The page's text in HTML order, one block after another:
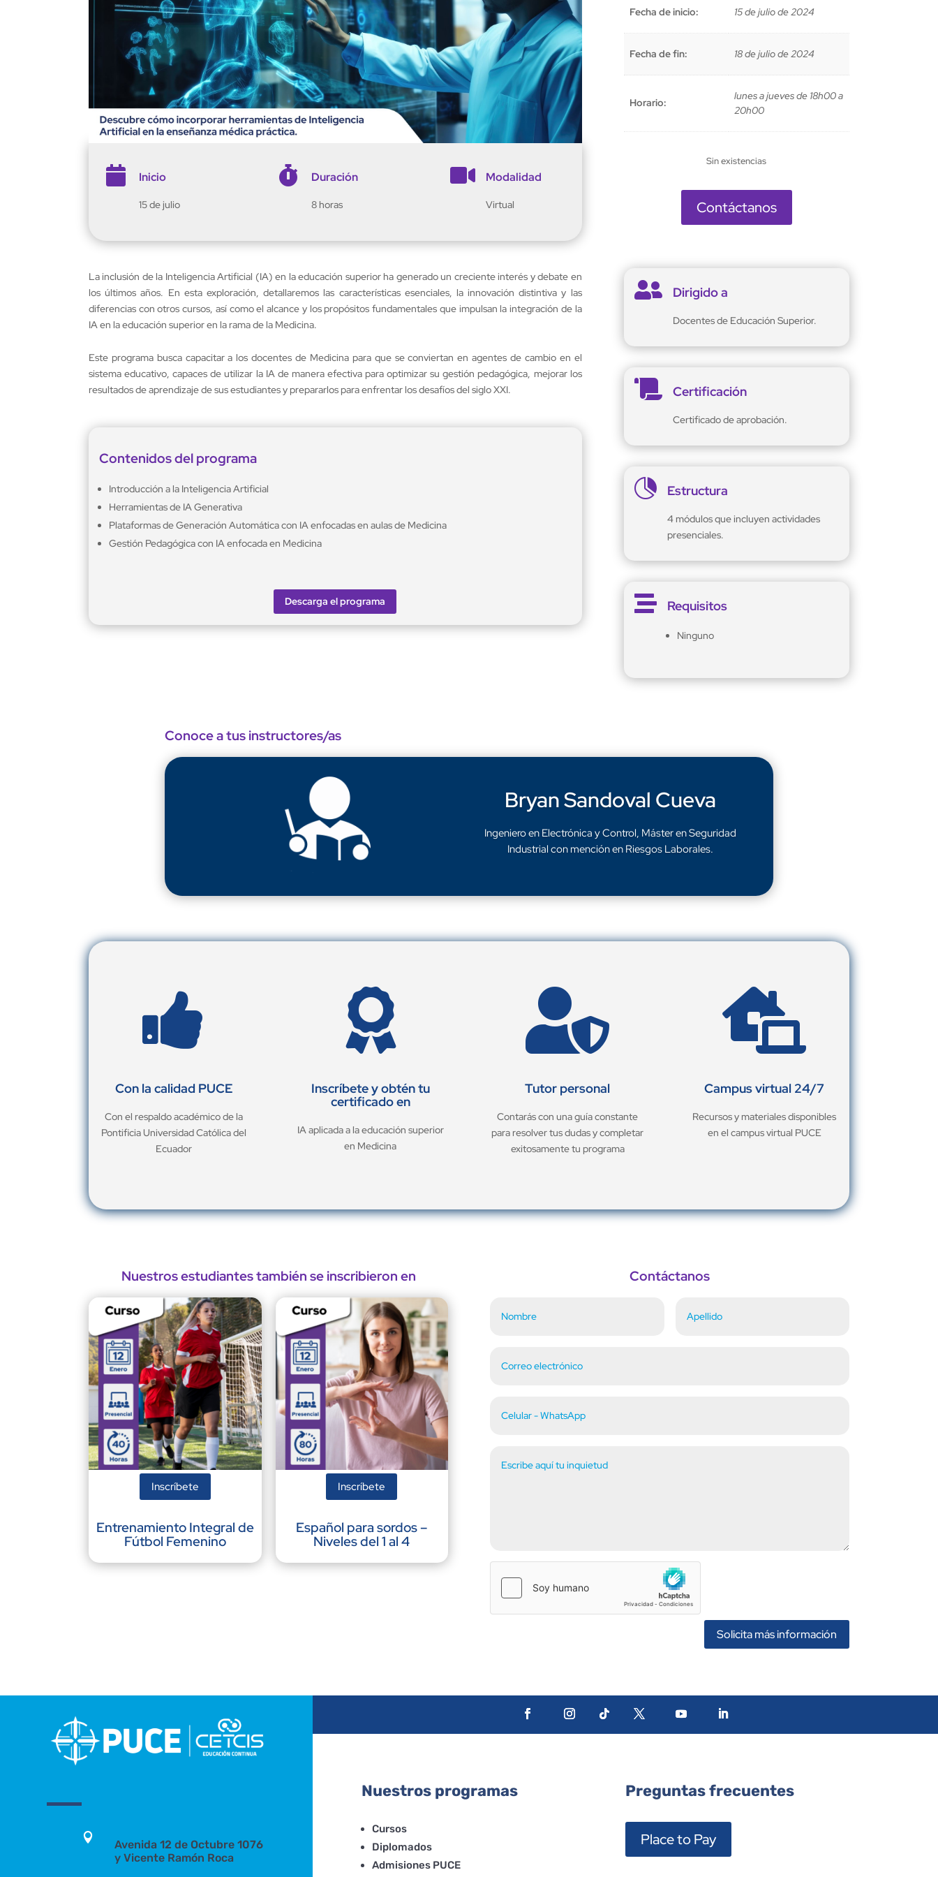
 Inicio
15 de julio
 Duración
8 horas
 Modalidad
Virtual
era:
$100,00.
es:
Fecha de inicio: 15 de julio de 2024
Fecha de fin: 18 de julio de 2024
Horario:
lunes a jueves de 18h00 a
20h00
Sin existencias
Contáctanos
La inclusión de la Inteligencia Artificial (IA) en la educación superior ha generado un creciente interés y debate en
los últimos años. En esta exploración, detallaremos las características esenciales, la innovación distintiva y las
diferencias con otros cursos, así como el alcance y los propósitos fundamentales que impulsan la integración de la
IA en la educación superior en la rama de la Medicina.
Este programa busca capacitar a los docentes de Medicina para que se conviertan en agentes de cambio en el
sistema educativo, capaces de utilizar la IA de manera efectiva para optimizar su gestión pedagógica, mejorar los
resultados de aprendizaje de sus estudiantes y prepararlos para enfrentar los desafíos del siglo XXI.
Contenidos del programa
Introducción a la Inteligencia Artificial
Herramientas de IA Generativa
Plataformas de Generación Automática con IA enfocadas en aulas de Medicina
Gestión Pedagógica con IA enfocada en Medicina
Descarga el programa
 Dirigido a
Docentes de Educación Superior.
 Certificación
Certificado de aprobación.
 Estructura
4 módulos que incluyen actividades
presenciales.
 Requisitos
Ninguno
Conoce a tus instructores/as
Bryan Sandoval Cueva
Ingeniero en Electrónica y Control, Máster en Seguridad
Industrial con mención en Riesgos Laborales.

Con la calidad PUCE
Con el respaldo académico de la
Pontificia Universidad Católica del
Ecuador

Inscríbete y obtén tu
certificado en
IA aplicada a la educación superior
en Medicina

Tutor personal
Contarás con una guía constante
para resolver tus dudas y completar
exitosamente tu programa

Campus virtual 24/7
Recursos y materiales disponibles
en el campus virtual PUCE
Nuestros estudiantes también se inscribieron en
Inscríbete
Entrenamiento Integral de
Fútbol Femenino
Inscríbete
Español para sordos –
Niveles del 1 al 4
Contáctanos
Solicita más información

Avenida 12 de Octubre 1076
y Vicente Ramón Roca
Nuestros programas
Cursos
Diplomados
Admisiones PUCE
Preguntas frecuentes
Place to Pay